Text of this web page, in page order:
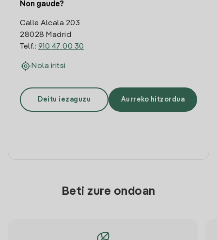
Non gaude?
Calle Alcala 203
28028 Madrid
Telf.: 910 47 00 30
Nola iritsi
Deitu iezaguzu Aurreko hitzordua
Beti zure ondoan